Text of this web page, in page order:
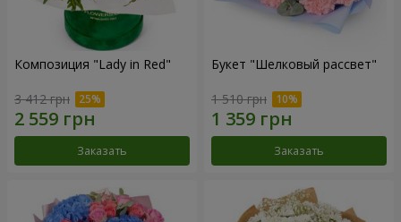
Композиция "Lady in Red"
3 412 грн
Заказать
Букет "Шелковый рассвет"
1 510 грн
Заказать